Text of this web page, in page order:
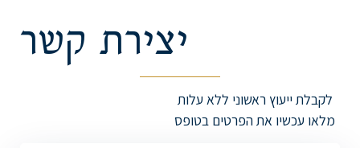
יצירת קשר
לקבלת ייעוץ ראשוני ללא עלות
מלאו עכשיו את הפרטים בטופס